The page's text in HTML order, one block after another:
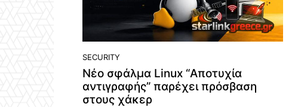
SECURITY
Νέο σφάλμα Linux “Αποτυχία
αντιγραφής” παρέχει πρόσβαση
στους χάκερ